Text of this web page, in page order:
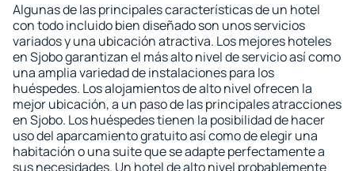
Algunas de las principales características de un hotel
con todo incluido bien diseñado son unos servicios
variados y una ubicación atractiva. Los mejores hoteles
en Sjobo garantizan el más alto nivel de servicio así como
una amplia variedad de instalaciones para los
huéspedes. Los alojamientos de alto nivel ofrecen la
mejor ubicación, a un paso de las principales atracciones
en Sjobo. Los huéspedes tienen la posibilidad de hacer
uso del aparcamiento gratuito así como de elegir una
habitación o una suite que se adapte perfectamente a
sus necesidades. Un hotel de alto nivel probablemente